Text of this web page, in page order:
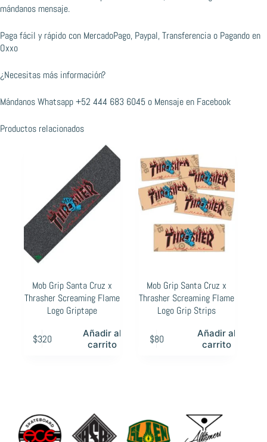
mándanos mensaje.
Paga fácil y rápido con MercadoPago, Paypal, Transferencia o Pagando en
Oxxo
¿Necesitas más información?
Mándanos Whatsapp+52 444 683 6045 o Mensaje en Facebook
Productos relacionados
Mob Grip Santa Cruz x
Thrasher Screaming Flame
Logo Griptape
$320
Añadir al
carrito
Mob Grip Santa Cruz x
Thrasher Screaming Flame
Logo Grip Strips
$80
Añadir al
carrito